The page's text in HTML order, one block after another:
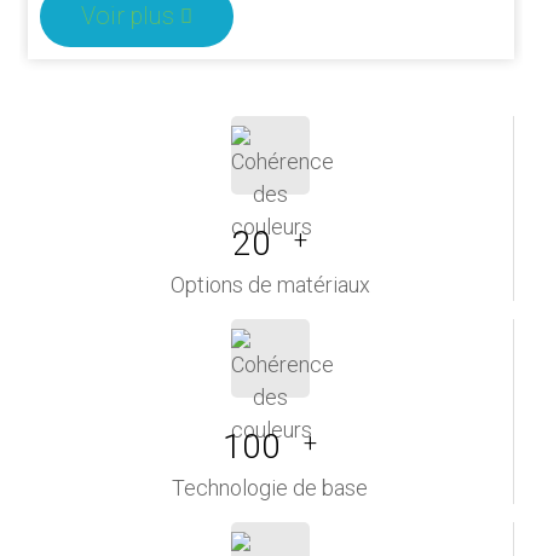
Voir plus
20 +
Options de matériaux
100 +
Technologie de base